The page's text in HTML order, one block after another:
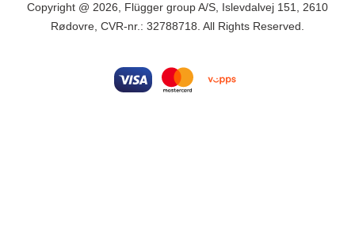
Copyright @ 2026, Flügger group A/S, Islevdalvej 151, 2610
Rødovre, CVR-nr.: 32788718. All Rights Reserved.